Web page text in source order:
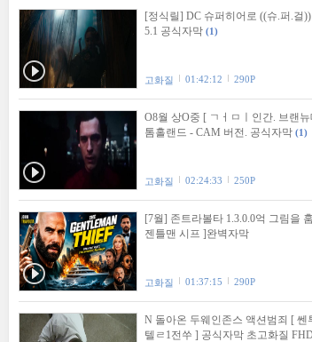
[정식릴] DC 슈퍼히어로 ((슈.퍼.걸))
5.1 공식자막 (1)
고화질 01:42:12 290P
O8월 상O중 [ ㄱㅓㅁㅣ인간. 브랜뉴
톰홀랜드 - CAM 버전. 공식자막 (1)
고화질 02:24:33 250P
[7월] 존트라볼타 1.3.0.0억 그림을
젠틀맨 시프 ]완벽자막
고화질 01:37:15 290P
N 돌아온 두웨인존스 액션범죄 [ 쎈
텔ㄹ1전쑤 ] 공식자막 초고화질